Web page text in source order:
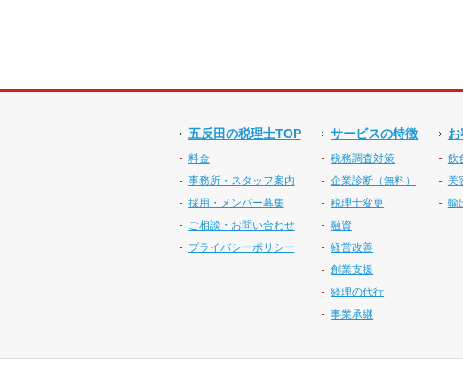
五反田の税理士TOP
料金
事務所・スタッフ案内
採用・メンバー募集
ご相談・お問い合わせ
プライバシーポリシー
サービスの特徴
税務調査対策
企業診断（無料）
税理士変更
融資
経営改善
創業支援
経理の代行
事業承継
飲
美
輸